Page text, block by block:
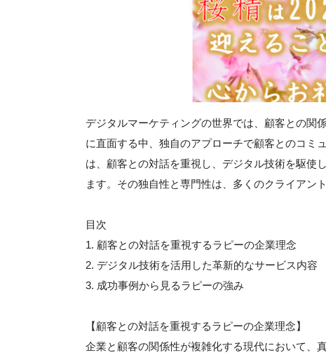
デジタルマーケティングの世界では、顧客との関
に直面する中、独自のアプローチで顧客とのコミ
は、顧客との対話を重視し、デジタル技術を駆使
ます。その独自性と専門性は、多くのクライアン
目次
1. 顧客との対話を重視するラピーの企業理念
2. デジタル技術を活用した革新的なサービス内容
3. 成功事例から見るラピーの強み
【顧客との対話を重視するラピーの企業理念】
企業と顧客の関係性が複雑化する現代において、